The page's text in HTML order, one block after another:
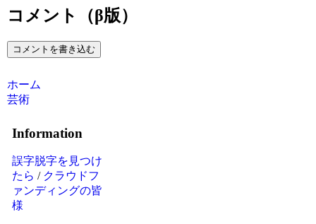
コメント（β版）
コメントを書き込む
ホーム
芸術
Information
誤字脱字を見つけ
たら / クラウドフ
ァンディングの皆
様